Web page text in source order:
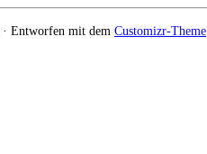
· Entworfen mit dem Customizr-Theme